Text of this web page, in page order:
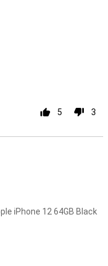
5 3
iPhone 12 64GB Black